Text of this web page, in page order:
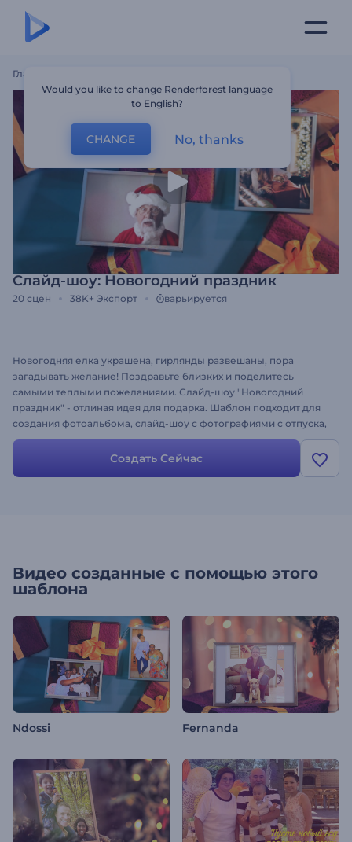
Главная
Слайд-шоу: Новогодний праздник
20 сцен 38K+ Экспорт варьируется
Новогодняя елка украшена, гирлянды развешаны, пора
загадывать желание! Поздравьте близких и поделитесь
самыми теплыми пожеланиями. Слайд-шоу "Новогодний
праздник" - отлиная идея для подарка. Шаблон подходит для
создания фотоальбома, слайд-шоу с фотографиями с отпуска,
видеопоздравления и многого другого. Просто загрузите свои
файлы и создайте атмосферное видео!
Создать Сейчас
Видео созданные с помощью этого
шаблона
Ndossi Fernanda
Would you like to change Renderforest language
to English?
CHANGE No, thanks